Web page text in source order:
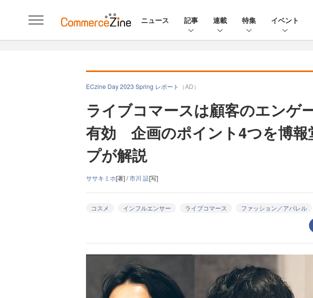
ニュース 記事 連載 特集 イベント
ECzine Day 2023 Spring レポート （AD）
ライブコマースは顧客のエンゲ
有効 企画のポイント4つを博報
プが解説
ササキミホ[著] /市川 証[写]
コスメ インフルエンサー ライブコマース ファッション／アパレル